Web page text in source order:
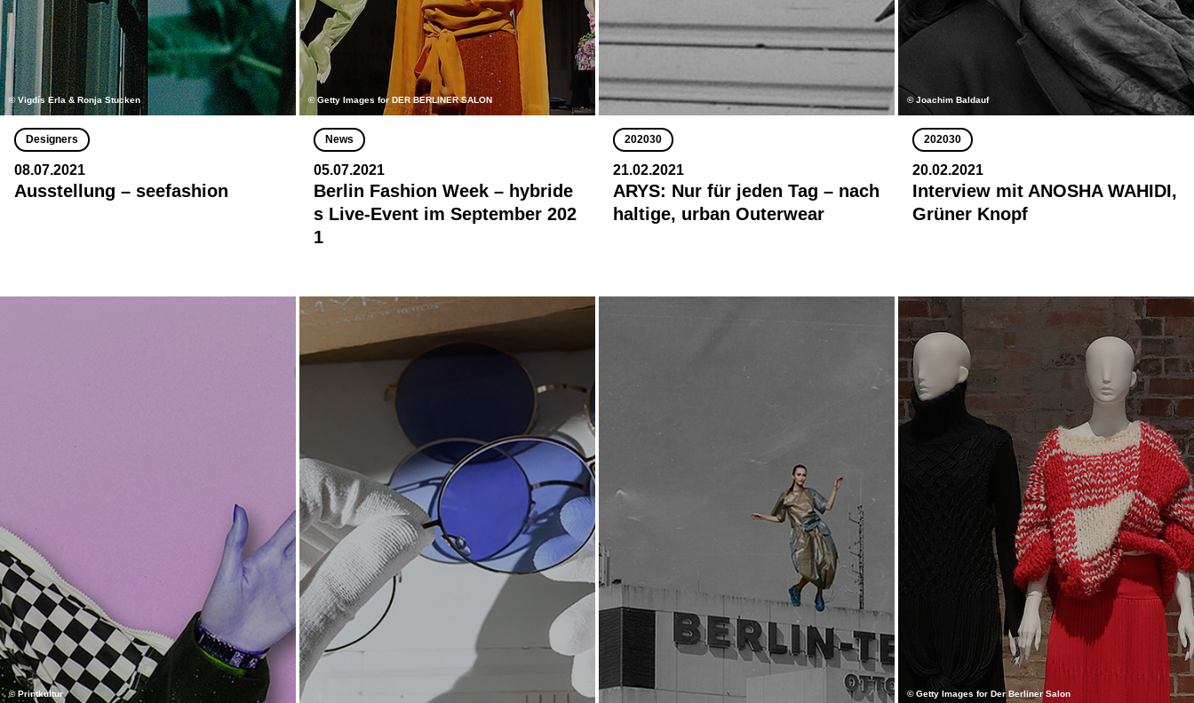
© Vigdís Erla & Ronja Stucken
Designers
08.07.2021
Ausstellung – seefashion
© Getty Images for DER BERLINER SALON
News
05.07.2021
Berlin Fashion Week – hybride
s Live-Event im September 202
1
202030
21.02.2021
ARYS: Nur für jeden Tag – nach
haltige, urban Outerwear
© Joachim Baldauf
202030
20.02.2021
Interview mit ANOSHA WAHIDI,
Grüner Knopf
© Printkultur © Getty Images for Der Berliner Salon